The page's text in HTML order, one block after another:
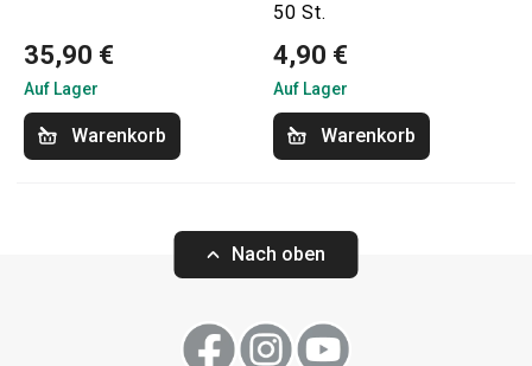
35,90 €
Auf Lager
Warenkorb
50 St.
4,90 €
Auf Lager
Warenkorb
Nach oben